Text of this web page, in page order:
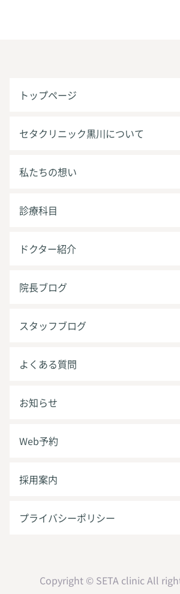
トップページ
セタクリニック黒川について
私たちの想い
診療科目
ドクター紹介
院長ブログ
スタッフブログ
よくある質問
お知らせ
Web予約
採用案内
プライバシーポリシー
Copyright © SETA clinic All